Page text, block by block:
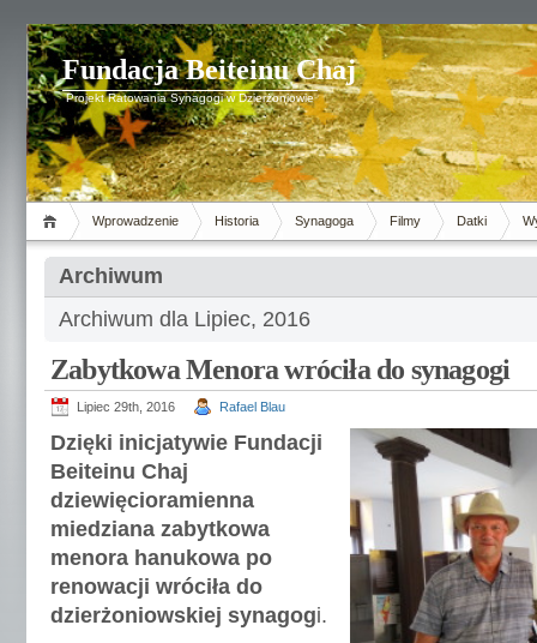
Fundacja Beiteinu Chaj
Projekt Ratowania Synagogi w Dzierżoniowie
Wprowadzenie Historia Synagoga Filmy Datki
Archiwum
Archiwum dla Lipiec, 2016
Zabytkowa Menora wróciła do synagogi
Lipiec 29th, 2016 Rafael Blau
Dzięki inicjatywie Fundacji
Beiteinu Chaj
dziewięcioramienna
miedziana zabytkowa
menora hanukowa po
renowacji wróciła do
dzierżoniowskiej synagogi.